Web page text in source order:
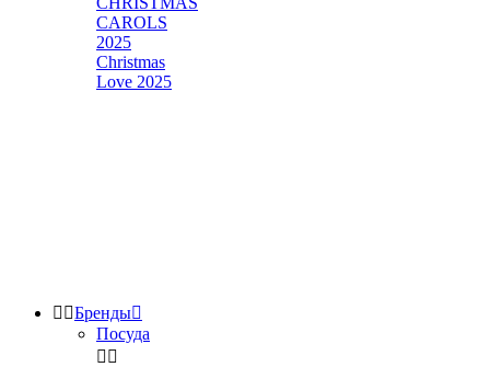
CAROLS
2025
Christmas
Love 2025
 Бренды
Посуда
 